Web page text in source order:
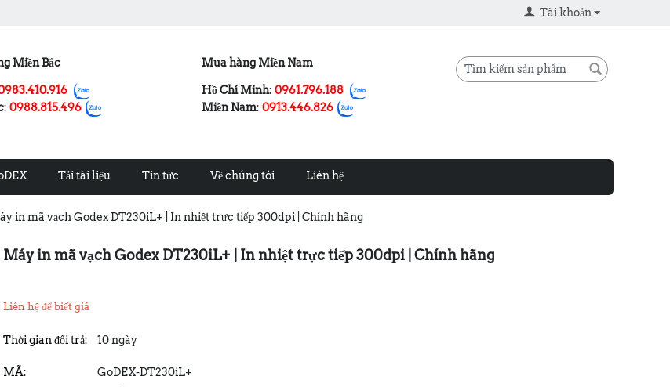
Tài khoản
Miền Bắc
: 0988.815.496
Mua hàng Miền Nam
Hồ Chí Minh: 0961.796.188
Miền Nam: 0913.446.826
Tải tài liệu Tin tức Về chúng tôi Liên hệ
in mã vạch Godex DT230iL+ | In nhiệt trực tiếp 300dpi | Chính hãng
Máy in mã vạch Godex DT230iL+ | In nhiệt trực tiếp 300dpi | Chính hãng
Liên hệ để biết giá
Thời gian đổi trả: 10 ngày
MÃ:
GoDEX-DT230iL+